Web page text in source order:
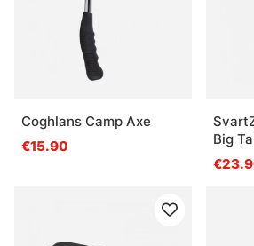
Coghlans Camp Axe
€15.90
Big